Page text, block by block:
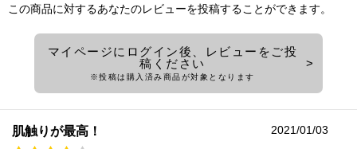
この商品に対するあなたのレビューを投稿することができます。
マイページにログイン後、レビューをご投
稿ください
※投稿は購入済み商品が対象となります
肌触りが最高！ 2021/01/03